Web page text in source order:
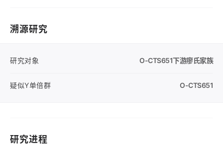
溯源研究
研究对象 O-CTS651下游廖氏家族
疑似Y单倍群 O-CTS651
研究进程